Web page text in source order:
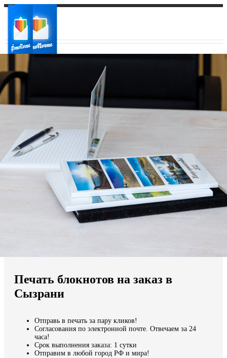
Ваш регион доставки
Выберите из списка:
Мы доставляем по всему миру
Продолжить без города
Печать блокнотов на заказ в
Сызрани
Отправь в печать за пару кликов!
Согласования по электронной почте. Отвечаем за 24
часа!
Срок выполнения заказа: 1 сутки
Отправим в любой город РФ и мира!